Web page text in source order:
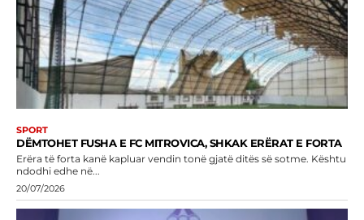
SPORT
DËMTOHET FUSHA E FC MITROVICA, SHKAK ERËRAT E FORTA
Erëra të forta kanë kapluar vendin tonë gjatë ditës së sotme. Kështu
ndodhi edhe në...
20/07/2026